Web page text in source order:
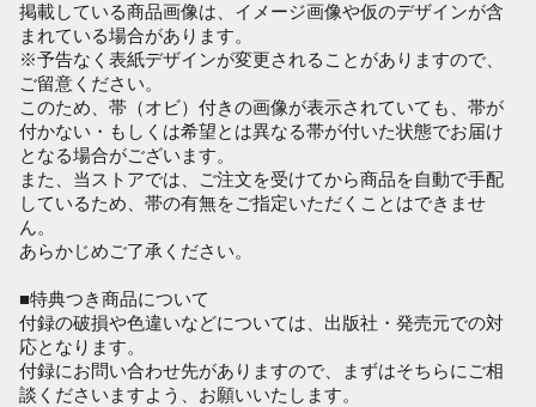
掲載している商品画像は、イメージ画像や仮のデザインが含
まれている場合があります。
※予告なく表紙デザインが変更されることがありますので、
ご留意ください。
このため、帯（オビ）付きの画像が表示されていても、帯が
付かない・もしくは希望とは異なる帯が付いた状態でお届け
となる場合がございます。
また、当ストアでは、ご注文を受けてから商品を自動で手配
しているため、帯の有無をご指定いただくことはできませ
ん。
あらかじめご了承ください。
■特典つき商品について
付録の破損や色違いなどについては、出版社・発売元での対
応となります。
付録にお問い合わせ先がありますので、まずはそちらにご相
談くださいますよう、お願いいたします。